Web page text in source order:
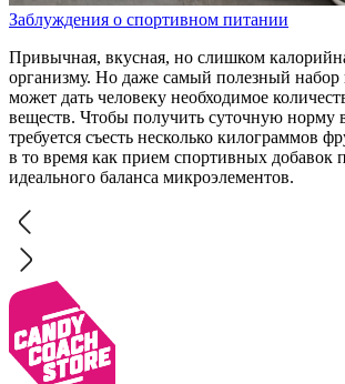
Заблуждения о спортивном питании
Привычная, вкусная, но слишком
организму. Но даже самый полезный набор
может дать человеку необходимое
веществ. Чтобы получить суточную норму
требуется съесть несколько килограммов
в то время как прием спортивных добавок
идеального баланса микроэлементов.